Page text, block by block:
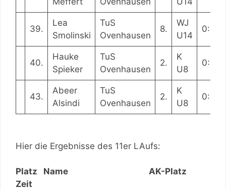
39.
Lea
Smolinski
TuS
Ovenhausen
8.
WJ
U14
40.
Hauke
Spieker
TuS
Ovenhausen
2.
K
U8
43.
Abeer
Alsindi
TuS
Ovenhausen
2.
K
U8
Hier die Ergebnisse des 11er LAufs:
Platz Name AK-Platz
Zeit